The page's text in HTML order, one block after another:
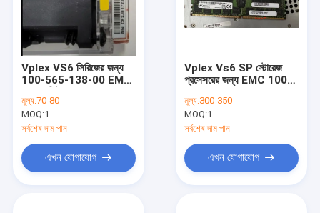
Vplex VS6 সিরিজের জন্য
100-565-138-00 EMC
মূল্য:70-80
MOQ:1
সর্বশেষ দাম পান
এখন যোগাযোগ
Vplex Vs6 SP স্টোরেজ
প্রসেসরের জন্য EMC 100-
DDR4-2133 সার্ভার
ডিআইএমএম
মূল্য:300-350
MOQ:1
সর্বশেষ দাম পান
এখন যোগাযোগ